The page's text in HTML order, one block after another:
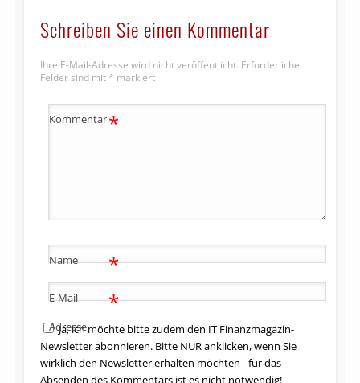
Schreiben Sie einen Kommentar
Ihre E-Mail-Adresse wird nicht veröffentlicht. Erforderliche
Felder sind mit * markiert
Kommentar*
Name *
E-Mail-
Adresse
*
Ja, ich möchte bitte zudem den IT Finanzmagazin-
Newsletter abonnieren. Bitte NUR anklicken, wenn Sie
wirklich den Newsletter erhalten möchten - für das
Absenden des Kommentars ist es nicht notwendig!